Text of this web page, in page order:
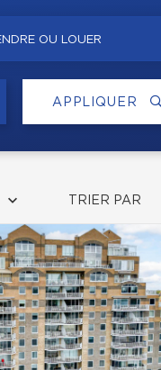
OU LOUER
APPLIQUER
TRIER PAR